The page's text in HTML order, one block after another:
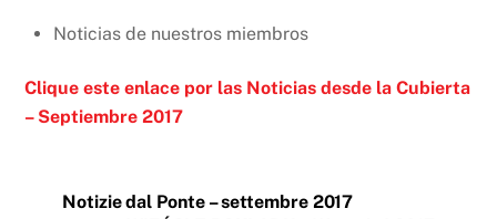
Noticias de nuestros miembros
Clique esteenlace por las Noticias desde la Cubierta
– Septiembre 2017
Notizie dal Ponte – settembre 2017